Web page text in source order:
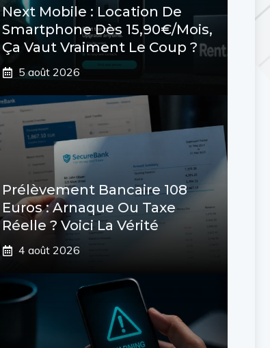
Next Mobile : Location De
Smartphone Dès 15,90€/mois,
Ça Vaut Vraiment Le Coup ?
5 août 2026
Prélèvement Bancaire 108
Euros : Arnaque Ou Taxe
Réelle ? Voici La Vérité
4 août 2026